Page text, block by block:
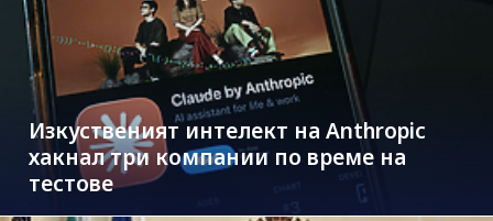
Изкуственият интелект на Anthropic
хакнал три компании по време на
тестове